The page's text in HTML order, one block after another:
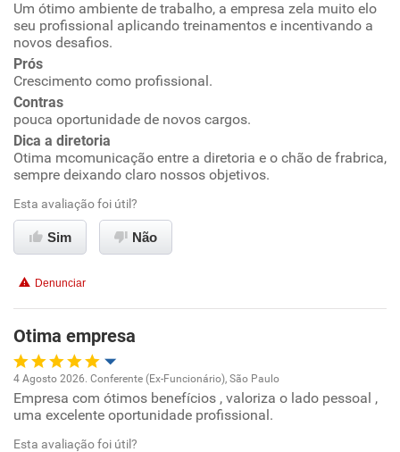
Oportunidade de promoção
Conciliação com a vida familiar
Benefícios
Um ótimo ambiente de trabalho, a empresa zela muito elo
seu profissional aplicando treinamentos e incentivando a
novos desafios.
Prós
Crescimento como profissional.
Contras
pouca oportunidade de novos cargos.
Dica a diretoria
Otima mcomunicação entre a diretoria e o chão de frabrica,
sempre deixando claro nossos objetivos.
Esta avaliação foi útil?
Sim Não
Denunciar
Otima empresa
Oportunidade de promoção
Ambiente de trabalho
4 Agosto 2026. Conferente (Ex-Funcionário), São Paulo
Empresa com ótimos benefícios , valoriza o lado pessoal ,
uma excelente oportunidade profissional.
Esta avaliação foi útil?